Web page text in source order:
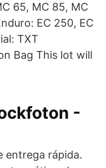
65, MC 85, MC
EC 250, EC
TXT
Bag This lot will
-
entrega rápida.